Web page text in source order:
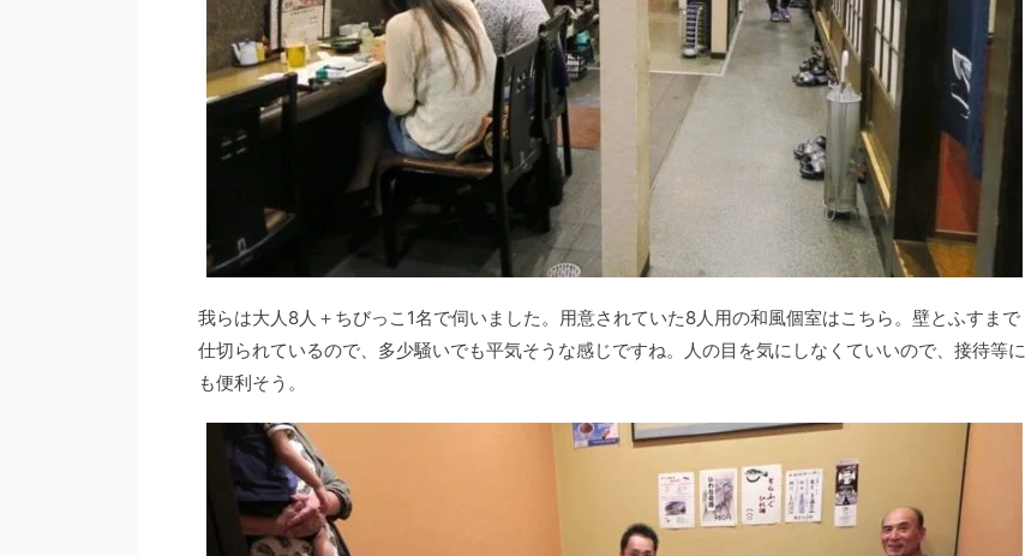
我らは大人8人＋ちびっこ1名で伺いました。用意されていた8人用の和風個室はこちら。壁とふすまで
仕切られているので、多少騒いでも平気そうな感じですね。人の目を気にしなくていいので、接待等に
も便利そう。